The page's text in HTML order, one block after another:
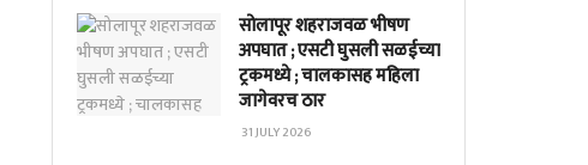
सोलापूर शहराजवळ भीषण
अपघात ; एसटी घुसली सळईच्या
ट्रकमध्ये ; चालकासह महिला
जागेवरच ठार
31 JULY 2026